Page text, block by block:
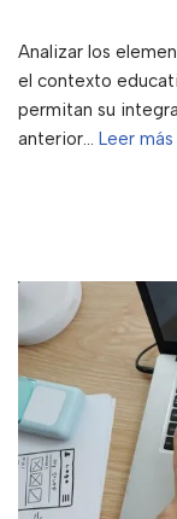
Analizar los
el contexto
permitan su
anterior… Leer más